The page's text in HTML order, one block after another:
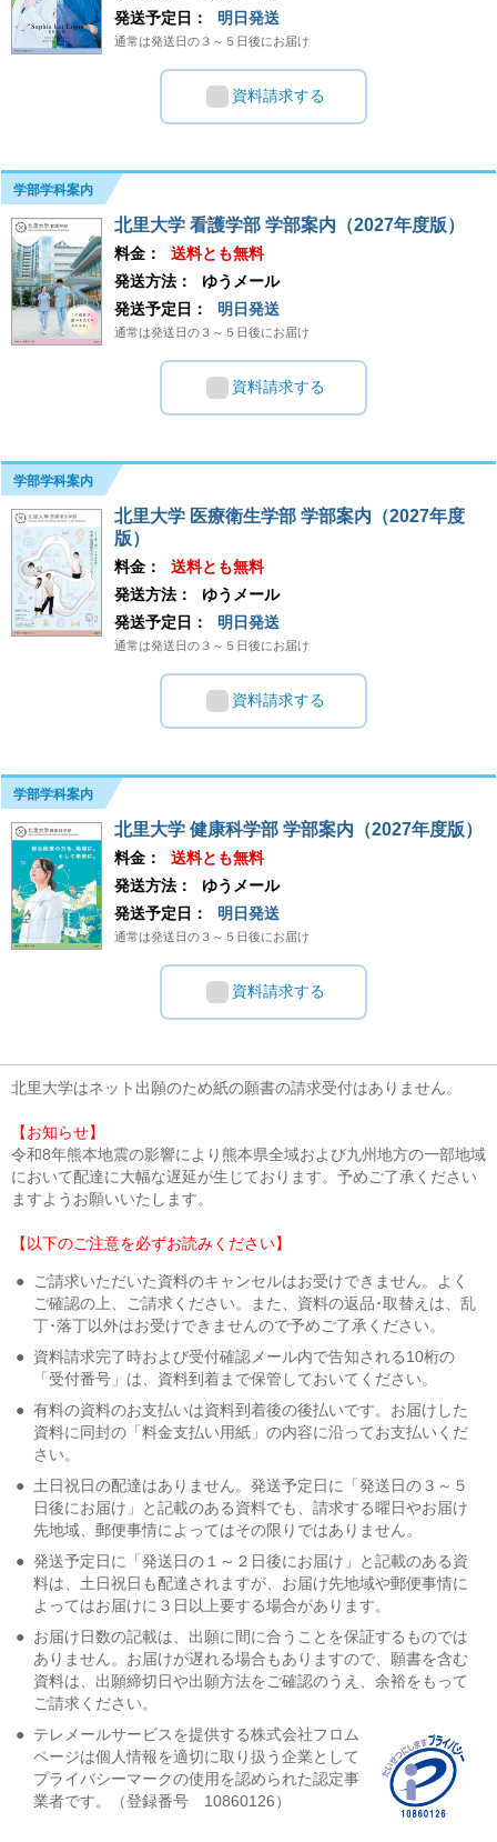
発送予定日：
明日発送
通常は発送日の３～５日後にお届け
資料請求する
学部学科案内
北里大学 看護学部 学部案内（2027年度版）
料金：
送料とも無料
発送方法：
ゆうメール
発送予定日：
明日発送
通常は発送日の３～５日後にお届け
資料請求する
学部学科案内
北里大学 医療衛生学部 学部案内（2027年度
版）
料金：
送料とも無料
発送方法：
ゆうメール
発送予定日：
明日発送
通常は発送日の３～５日後にお届け
資料請求する
学部学科案内
北里大学 健康科学部 学部案内（2027年度版）
料金：
送料とも無料
発送方法：
ゆうメール
発送予定日：
明日発送
通常は発送日の３～５日後にお届け
資料請求する
北里大学はネット出願のため紙の願書の請求受付はありません。
【お知らせ】
令和8年熊本地震の影響により熊本県全域および九州地方の一部地域
において配達に大幅な遅延が生じております。予めご了承ください
ますようお願いいたします。
【以下のご注意を必ずお読みください】
●
ご請求いただいた資料のキャンセルはお受けできません。よく
ご確認の上、ご請求ください。また、資料の返品･取替えは、乱
丁･落丁以外はお受けできませんので予めご了承ください。
● 資料請求完了時および受付確認メール内で告知される10桁の
「受付番号」は、資料到着まで保管しておいてください。
● 有料の資料のお支払いは資料到着後の後払いです。お届けした
資料に同封の「料金支払い用紙」の内容に沿ってお支払いくだ
さい。
● 土日祝日の配達はありません。発送予定日に「発送日の３～５
日後にお届け」と記載のある資料でも、請求する曜日やお届け
先地域、郵便事情によってはその限りではありません。
● 発送予定日に「発送日の１～２日後にお届け」と記載のある資
料は、土日祝日も配達されますが、お届け先地域や郵便事情に
よってはお届けに３日以上要する場合があります。
● お届け日数の記載は、出願に間に合うことを保証するものでは
ありません。お届けが遅れる場合もありますので、願書を含む
資料は、出願締切日や出願方法をご確認のうえ、余裕をもって
ご請求ください。
● テレメールサービスを提供する株式会社フロム
ページは個人情報を適切に取り扱う企業として
プライバシーマークの使用を認められた認定事
業者です。（登録番号 10860126）